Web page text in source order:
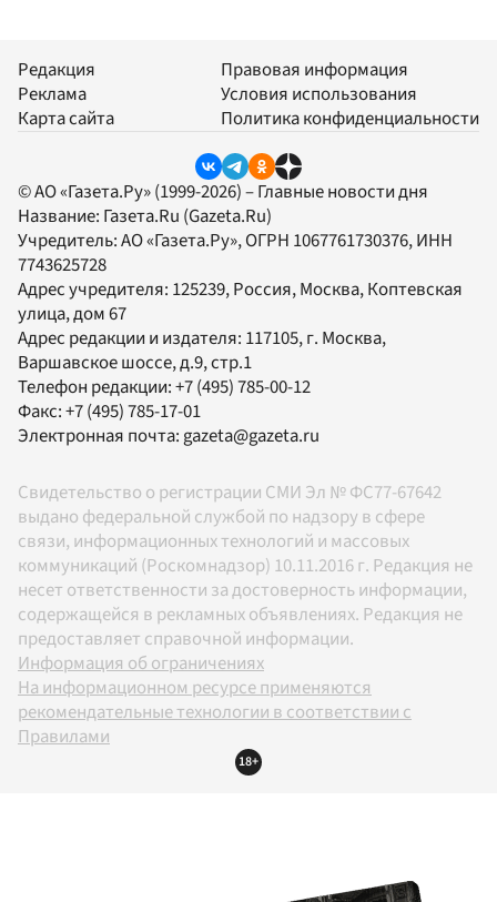
Редакция
Реклама
Карта сайта
Правовая информация
Условия использования
Политика конфиденциальности
© АО «Газета.Ру» (1999-2026) – Главные новости дня
Название: Газета.Ru (Gazeta.Ru)
Учредитель:АО «Газета.Ру», ОГРН 1067761730376, ИНН
7743625728
Адрес учредителя: 125239, Россия, Москва, Коптевская
улица, дом 67
Адрес редакции и издателя: 117105, г. Москва,
Варшавское шоссе, д.9, стр.1
Телефон редакции:+7 (495) 785-00-12
Факс:+7 (495) 785-17-01
Электронная почта: gazeta@gazeta.ru
Свидетельство о регистрации СМИ Эл № ФС77-67642
выдано федеральной службой по надзору в сфере
связи, информационных технологий и массовых
коммуникаций (Роскомнадзор) 10.11.2016 г. Редакция не
несет ответственности за достоверность информации,
содержащейся в рекламных объявлениях. Редакция не
предоставляет справочной информации.
Информация об ограничениях
На информационном ресурсе применяются
рекомендательные технологии в соответствии с
Правилами
18+